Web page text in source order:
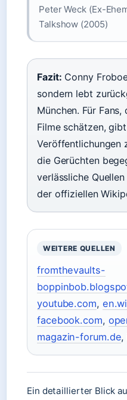
Peter Weck (Ex-
Talkshow (2005)
Fazit: Conny
sondern lebt
München. Für
Filme schätzen,
Veröffentlichungen
die Gerüchten
verlässliche
der offiziellen
WEITERE QUELLEN
fromthevaults-
youtube.com,
facebook.com,
magazin-forum.de,
Ein detaillierter Blick